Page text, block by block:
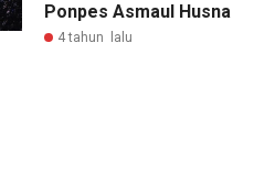
Ponpes Asmaul Husna
4 tahun lalu